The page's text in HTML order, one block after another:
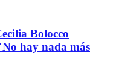
Bolocco
hay nada más